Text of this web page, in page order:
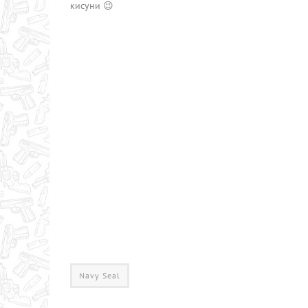
кисуни 😉
Navy Seal